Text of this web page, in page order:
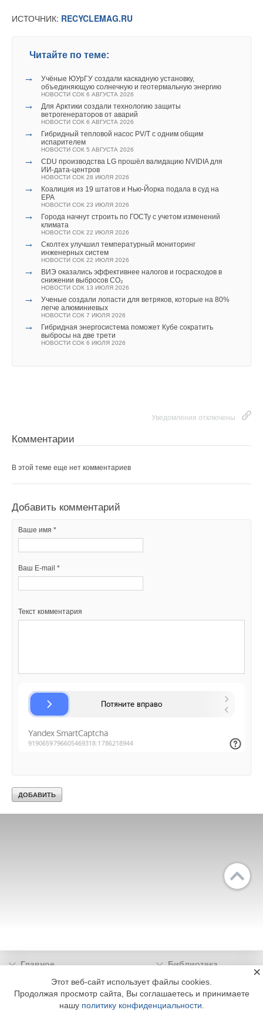
ИСТОЧНИК: RECYCLEMAG.RU
Читайте по теме:
→
Учёные ЮУрГУ создали каскадную установку,
объединяющую солнечную и геотермальную энергию
НОВОСТИ СОК 6 АВГУСТА 2026
→
Для Арктики создали технологию защиты
ветрогенераторов от аварий
НОВОСТИ СОК 6 АВГУСТА 2026
→
Гибридный тепловой насос PV/T с одним общим
испарителем
НОВОСТИ СОК 5 АВГУСТА 2026
→
CDU производства LG прошёл валидацию NVIDIA для
ИИ-дата-центров
НОВОСТИ СОК 28 ИЮЛЯ 2026
→
Коалиция из 19 штатов и Нью-Йорка подала в суд на
EPA
НОВОСТИ СОК 23 ИЮЛЯ 2026
→
Города начнут строить по ГОСТу с учетом изменений
климата
НОВОСТИ СОК 22 ИЮЛЯ 2026
→
Сколтех улучшил температурный мониторинг
инженерных систем
НОВОСТИ СОК 22 ИЮЛЯ 2026
→
ВИЭ оказались эффективнее налогов и госрасходов в
снижении выбросов CO₂
НОВОСТИ СОК 13 ИЮЛЯ 2026
→
Ученые создали лопасти для ветряков, которые на 80%
легче алюминиевых
НОВОСТИ СОК 7 ИЮЛЯ 2026
→
Гибридная энергосистема поможет Кубе сократить
выбросы на две трети
НОВОСТИ СОК 6 ИЮЛЯ 2026
Уведомления отключены
Комментарии
В этой теме еще нет комментариев
Добавить комментарий
Ваше имя *
Ваш E-mail *
Текст комментария
Главное
Библиотека
Подписка
Реклама
Информация
Этот веб-сайт использует файлы cookies.
Продолжая просмотр сайта, Вы соглашаетесь и принимаете
нашу политику конфиденциальности
×